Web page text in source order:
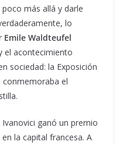
más allá y darle
lo
Emile Waldteufel
el acontecimiento
sociedad: la Exposición
conmemoraba el
Ivanovici ganó un premio
en la capital francesa. A